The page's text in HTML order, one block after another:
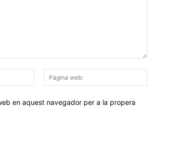
Correu
electrònic:*
web:
en aquest navegador per a la propera